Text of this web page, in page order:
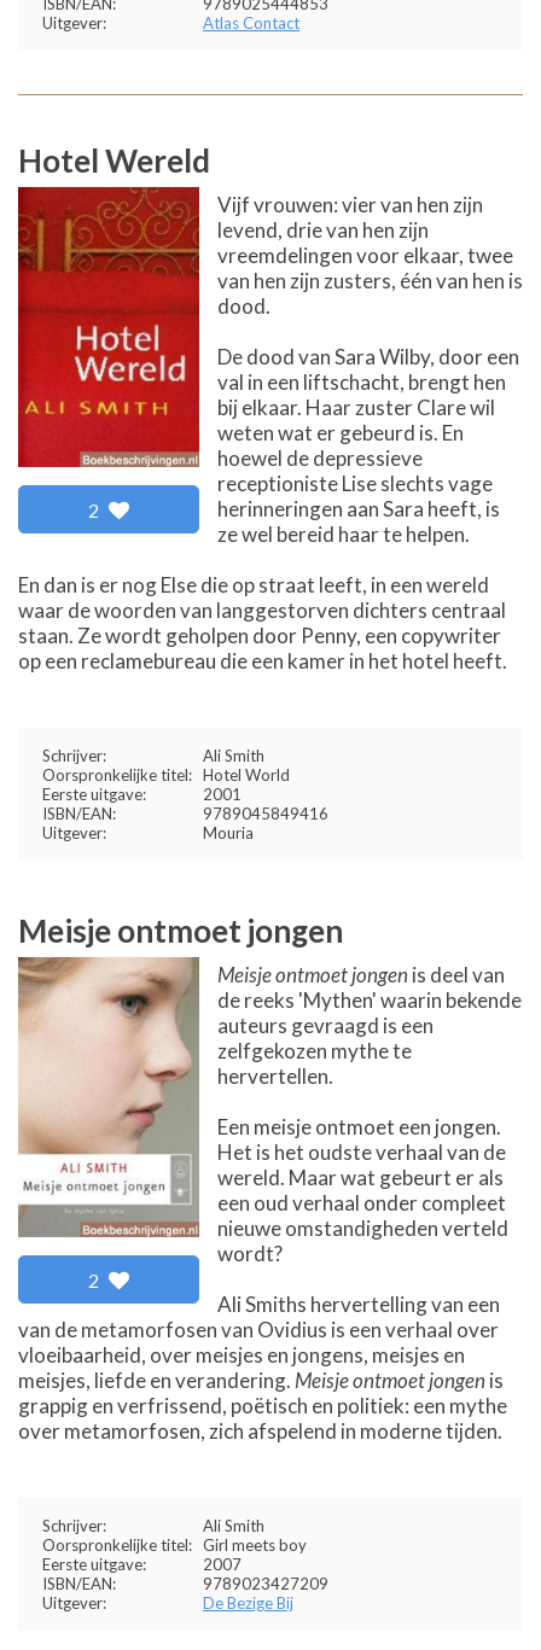
Uitgever:
Atlas Contact
Hotel Wereld
2
Vijf vrouwen: vier van hen zijn
levend, drie van hen zijn
vreemdelingen voor elkaar, twee
van hen zijn zusters, één van hen is
dood.
De dood van Sara Wilby, door een
val in een liftschacht, brengt hen
bij elkaar. Haar zuster Clare wil
weten wat er gebeurd is. En
hoewel de depressieve
receptioniste Lise slechts vage
herinneringen aan Sara heeft, is
ze wel bereid haar te helpen.
En dan is er nog Else die op straat leeft, in een wereld
waar de woorden van langgestorven dichters centraal
staan. Ze wordt geholpen door Penny, een copywriter
op een reclamebureau die een kamer in het hotel heeft.
Schrijver:
Ali Smith
Oorspronkelijke titel: Hotel World
Eerste uitgave:
2001
ISBN/EAN:
9789045849416
Uitgever:
Mouria
Meisje ontmoet jongen
2
Meisje ontmoet jongen is deel van
de reeks 'Mythen' waarin bekende
auteurs gevraagd is een
zelfgekozen mythe te
hervertellen.
Een meisje ontmoet een jongen.
Het is het oudste verhaal van de
wereld. Maar wat gebeurt er als
een oud verhaal onder compleet
nieuwe omstandigheden verteld
wordt?
Ali Smiths hervertelling van een
van de metamorfosen van Ovidius is een verhaal over
vloeibaarheid, over meisjes en jongens, meisjes en
meisjes, liefde en verandering. Meisje ontmoet jongen is
grappig en verfrissend, poëtisch en politiek: een mythe
over metamorfosen, zich afspelend in moderne tijden.
Schrijver:
Ali Smith
Oorspronkelijke titel: Girl meets boy
Eerste uitgave:
2007
ISBN/EAN:
9789023427209
Uitgever:
De Bezige Bij